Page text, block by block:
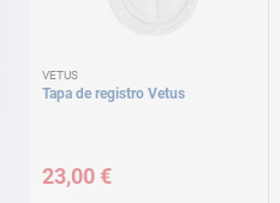
VETUS
Tapa de registro Vetus
23,00 €